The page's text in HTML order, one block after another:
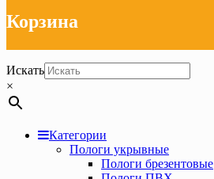
Корзина
Искать
×
Категории
Пологи укрывные
Пологи брезентовые